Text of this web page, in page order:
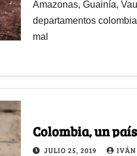
Amazonas, Guainía,
departamentos
mal
Colombia, un
JULIO 25, 2019 IVÁN